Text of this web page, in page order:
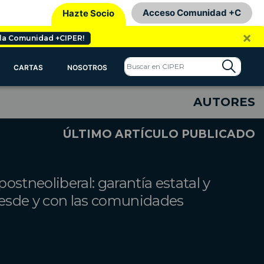
Hazte Socio Acceso Comunidad +C
la Comunidad +CIPER! ×
CARTAS NOSOTROS
AUTORES
ÚLTIMO ARTÍCULO PUBLICADO
garantía estatal y
y con las comunidades